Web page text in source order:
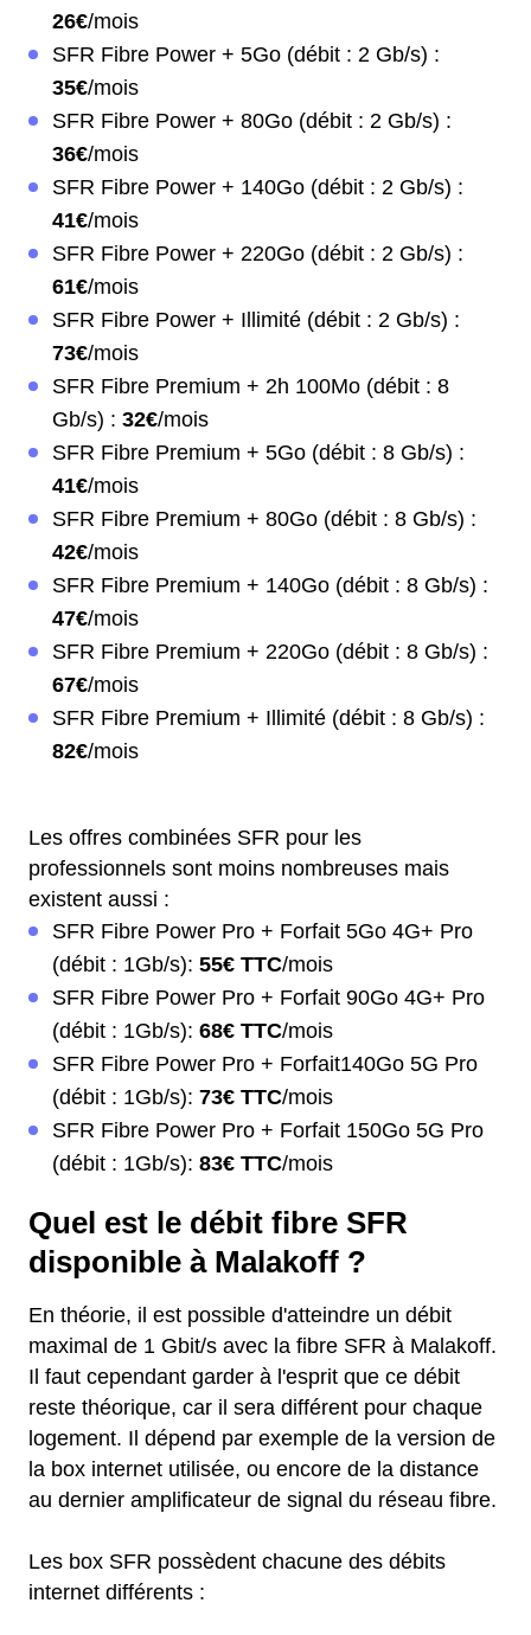
26€/mois
SFR Fibre Power + 5Go (débit : 2 Gb/s) :
35€/mois
SFR Fibre Power + 80Go (débit : 2 Gb/s) :
36€/mois
SFR Fibre Power + 140Go (débit : 2 Gb/s) :
41€/mois
SFR Fibre Power + 220Go (débit : 2 Gb/s) :
61€/mois
SFR Fibre Power + Illimité (débit : 2 Gb/s) :
73€/mois
SFR Fibre Premium + 2h 100Mo (débit : 8
Gb/s) : 32€/mois
SFR Fibre Premium + 5Go (débit : 8 Gb/s) :
41€/mois
SFR Fibre Premium + 80Go (débit : 8 Gb/s) :
42€/mois
SFR Fibre Premium + 140Go (débit : 8 Gb/s) :
47€/mois
SFR Fibre Premium + 220Go (débit : 8 Gb/s) :
67€/mois
SFR Fibre Premium + Illimité (débit : 8 Gb/s) :
82€/mois
Les offres combinées SFR pour les
professionnels sont moins nombreuses mais
existent aussi :
SFR Fibre Power Pro + Forfait 5Go 4G+ Pro
(débit : 1Gb/s): 55€ TTC/mois
SFR Fibre Power Pro + Forfait 90Go 4G+ Pro
(débit : 1Gb/s): 68€ TTC/mois
SFR Fibre Power Pro + Forfait140Go 5G Pro
(débit : 1Gb/s): 73€ TTC/mois
SFR Fibre Power Pro + Forfait 150Go 5G Pro
(débit : 1Gb/s): 83€ TTC/mois
Quel est le débit fibre SFR
disponible à Malakoff ?
En théorie, il est possible d'atteindre un débit
maximal de 1 Gbit/s avec la fibre SFR à Malakoff.
Il faut cependant garder à l'esprit que ce débit
reste théorique, car il sera différent pour chaque
logement. Il dépend par exemple de la version de
la box internet utilisée, ou encore de la distance
au dernier amplificateur de signal du réseau fibre.
Les box SFR possèdent chacune des débits
internet différents :